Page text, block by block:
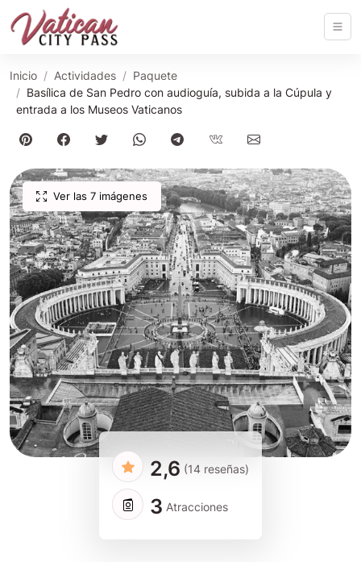
Inicio Actividades
Paquete
Basílica de San Pedro con audioguía, subida a la Cúpula y
entrada a los Museos Vaticanos
Ver las 7 imágenes
2,6 (14 reseñas)
3 Atracciones